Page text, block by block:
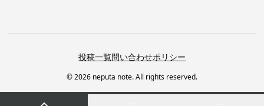
投稿一覧問い合わせポリシー
© 2026 neputa note. All rights reserved.